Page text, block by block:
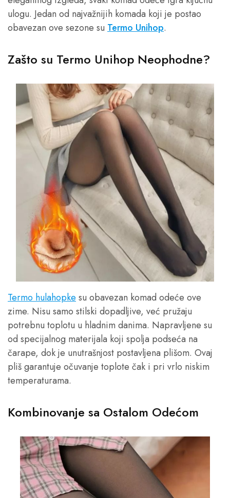
ulogu. Jedan od najvažnijih komada koji je postao
obavezan ove sezone su Termo Unihop.
Zašto su Termo Unihop Neophodne?
Termo hulahopke su obavezan komad odeće ove
zime. Nisu samo stilski dopadljive, već pružaju
potrebnu toplotu u hladnim danima. Napravljene su
od specijalnog materijala koji spolja podseća na
čarape, dok je unutrašnjost postavljena plišom. Ovaj
pliš garantuje očuvanje toplote čak i pri vrlo niskim
temperaturama.
Kombinovanje sa Ostalom Odećom